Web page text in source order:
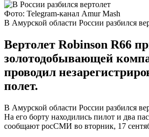
Фото: Telegram-канал Amur Mash
В Амурской области России разбился
Вертолет Robinson R66
золотодобывающей
проводил
полет.
В Амурской области России разбился
На его борту находились пилот и два
сообщают росСМИ во вторник, 17